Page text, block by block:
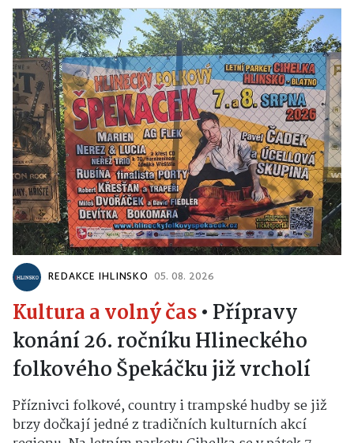
REDAKCE IHLINSKO 05. 08. 2026
Kultura a volný čas• Přípravy
konání 26. ročníku Hlineckého
folkového Špekáčku již vrcholí
Příznivci folkové, country i trampské hudby se již
brzy dočkají jedné z tradičních kulturních akcí